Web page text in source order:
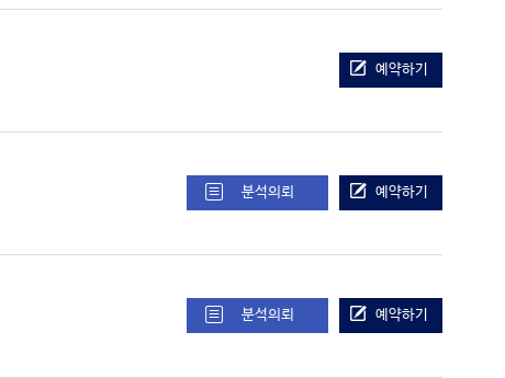
예약하기
분석의뢰 예약하기
분석의뢰 예약하기